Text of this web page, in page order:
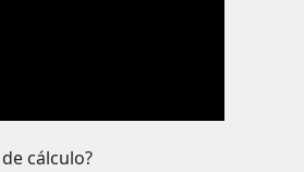
cálculo?